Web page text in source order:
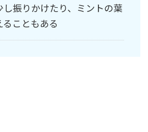
し振りかけたり、ミントの葉
ることもある